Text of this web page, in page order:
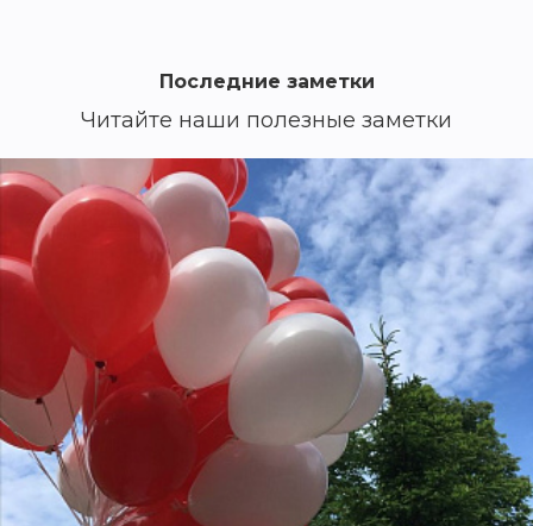
Последние заметки
Читайте наши полезные заметки